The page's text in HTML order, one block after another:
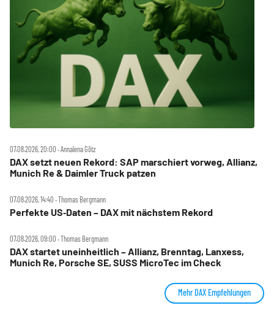
07.08.2026, 20:00 ‧ Annalena Götz
DAX setzt neuen Rekord: SAP marschiert vorweg, Allianz,
Munich Re & Daimler Truck patzen
07.08.2026, 14:40 ‧ Thomas Bergmann
Perfekte US‑Daten – DAX mit nächstem Rekord
07.08.2026, 09:00 ‧ Thomas Bergmann
DAX startet uneinheitlich – Allianz, Brenntag, Lanxess,
Munich Re, Porsche SE, SUSS MicroTec im Check
Mehr DAX Empfehlungen